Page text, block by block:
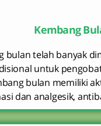
Kembang
bulan telah banyak
untuk
bulan memiliki
dan analgesik,